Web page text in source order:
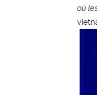
où